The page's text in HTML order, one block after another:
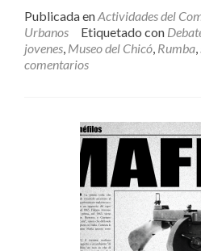
Publicada enActividades del
Urbanos
Etiquetado con
jovenes, Museo del Chicó, Rumba,
comentarios